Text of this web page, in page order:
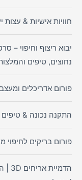
חוויות אישיות & עצות
יבוא ריצוף וחיפוי –
נחוצים, טיפים
פורום אדריכלים
התקנה נכונה & טיפים
פורום בריקים לחיפוי